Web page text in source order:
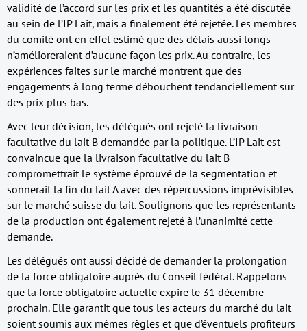
validité de l’accord sur les prix et les quantités a été discutée
au sein de l’IP Lait, mais a finalement été rejetée. Les membres
du comité ont en effet estimé que des délais aussi longs
n’amélioreraient d’aucune façon les prix. Au contraire, les
expériences faites sur le marché montrent que des
engagements à long terme débouchent tendanciellement sur
des prix plus bas.
Avec leur décision, les délégués ont rejeté la livraison
facultative du lait B demandée par la politique. L’IP Lait est
convaincue que la livraison facultative du lait B
compromettrait le système éprouvé de la segmentation et
sonnerait la fin du lait A avec des répercussions imprévisibles
sur le marché suisse du lait. Soulignons que les représentants
de la production ont également rejeté à l’unanimité cette
demande.
Les délégués ont aussi décidé de demander la prolongation
de la force obligatoire auprès du Conseil fédéral. Rappelons
que la force obligatoire actuelle expire le 31 décembre
prochain. Elle garantit que tous les acteurs du marché du lait
soient soumis aux mêmes règles et que d’éventuels profiteurs